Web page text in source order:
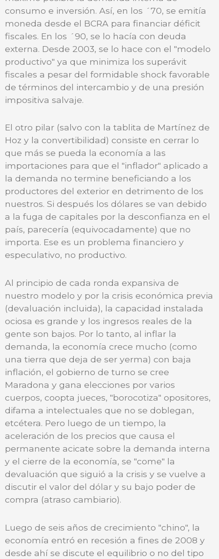
consumo e inversión. Así, en los ´70, se emitía
moneda desde el BCRA para financiar déficit
fiscales. En los ´90, se lo hacía con deuda
externa. Desde 2003, se lo hace con el "modelo
productivo" ya que minimiza los superávit
fiscales a pesar del formidable shock favorable
de términos del intercambio y de una presión
impositiva salvaje.
El otro pilar (salvo con la tablita de Martínez de
Hoz y la convertibilidad) consiste en cerrar lo
que más se pueda la economía a las
importaciones para que el "inflador" aplicado a
la demanda no termine beneficiando a los
productores del exterior en detrimento de los
nuestros. Si después los dólares se van debido
a la fuga de capitales por la desconfianza en el
país, parecería (equivocadamente) que no
importa. Ese es un problema financiero y
especulativo, no productivo.
Al principio de cada ronda expansiva de
nuestro modelo y por la crisis económica previa
(devaluación incluida), la capacidad instalada
ociosa es grande y los ingresos reales de la
gente son bajos. Por lo tanto, al inflar la
demanda, la economía crece mucho (como
una tierra que deja de ser yerma) con baja
inflación, el gobierno de turno se cree
Maradona y gana elecciones por varios
cuerpos, coopta jueces, "borocotiza" opositores,
difama a intelectuales que no se doblegan,
etcétera. Pero luego de un tiempo, la
aceleración de los precios que causa el
permanente acicate sobre la demanda interna
y el cierre de la economía, se "come" la
devaluación que siguió a la crisis y se vuelve a
discutir el valor del dólar y su bajo poder de
compra (atraso cambiario).
Luego de seis años de crecimiento "chino", la
economía entró en recesión a fines de 2008 y
desde ahí se discute el equilibrio o no del tipo